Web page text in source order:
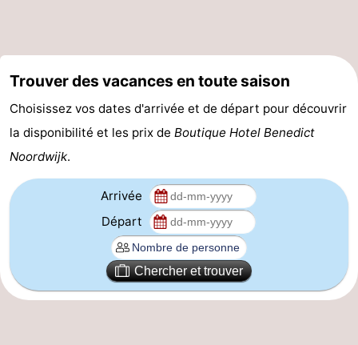
Egmond
Zee
-
duinreservaat
Wijk
Zee
-
Zuid-
Amsterdam
-
Trouver des vacances en toute saison
Choisissez vos dates d'arrivée et de départ pour découvrir
la disponibilité et les prix de Boutique Hotel Benedict
Noordwijk.
Arrivée
Départ
Chercher et trouver